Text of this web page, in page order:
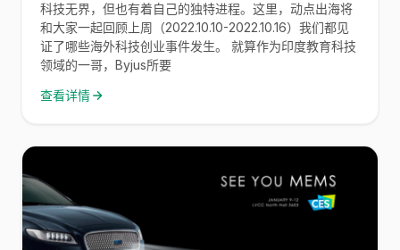
科技无界，但也有着自己的独特进程。这里，动点出海将
和大家一起回顾上周（2022.10.10-2022.10.16）我们都见
证了哪些海外科技创业事件发生。 就算作为印度教育科技
领域的一哥，Byjus所要
查看详情